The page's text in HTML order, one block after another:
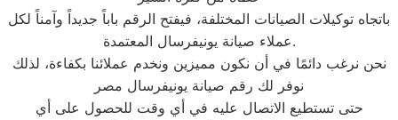
باتجاه توكيلات الصيانات المختلفة، فيفتح الرقم باباً جديداً وآمناً لكل
عملاء صيانة يونيفرسال المعتمدة.
نحن نرغب دائمًا في أن نكون مميزين ونخدم عملائنا بكفاءة، لذلك
نوفر لك رقم صيانة يونيفرسال مصر
حتى تستطيع الاتصال عليه في أي وقت للحصول على أي